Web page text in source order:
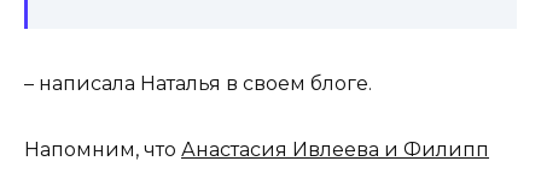
– написала Наталья в своем блоге.
Напомним, что Анастасия Ивлеева и Филипп